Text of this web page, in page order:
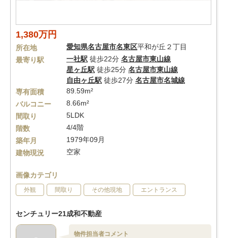
1,380万円
所在地 愛知県名古屋市名東区平和が丘２丁目
最寄り駅
一社駅 徒歩22分 名古屋市東山線
星ヶ丘駅 徒歩25分 名古屋市東山線
自由ヶ丘駅 徒歩27分 名古屋市名城線
専有面積
89.59m²
バルコニー
8.66m²
間取り
5LDK
階数
4/4階
築年月
1979年09月
建物現況
空家
画像カテゴリ
外観 間取り その他現地 エントランス
センチュリー21成和不動産
物件担当者コメント